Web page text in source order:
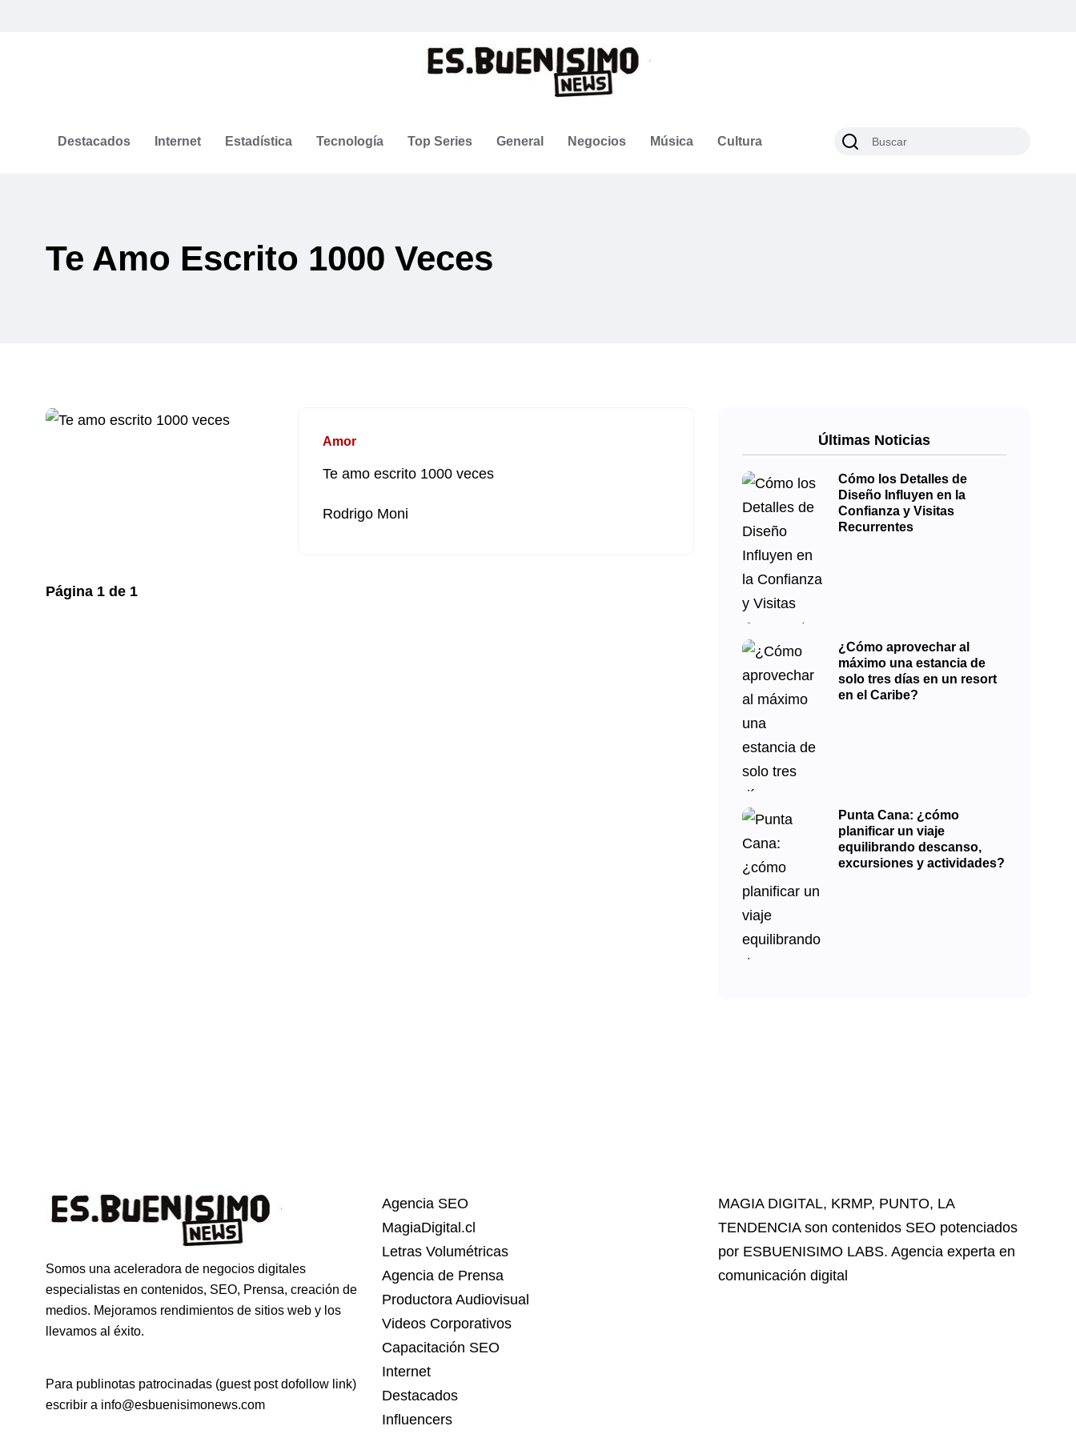
Destacados Internet Estadística Tecnología Top Series General Negocios Música Cultura
Te Amo Escrito 1000 Veces
Amor
Te amo escrito 1000 veces
Rodrigo Moni
Página 1 de 1
Últimas Noticias
Cómo los Detalles de
Diseño Influyen en la
Confianza y Visitas
Recurrentes
¿Cómo aprovechar al
máximo una estancia de
solo tres días en un resort
en el Caribe?
Punta Cana: ¿cómo
planificar un viaje
equilibrando descanso,
excursiones y actividades?
Somos una aceleradora de negocios digitales
especialistas en contenidos, SEO, Prensa, creación de
medios. Mejoramos rendimientos de sitios web y los
llevamos al éxito.
Para publinotas patrocinadas (guest post dofollow link)
escribir a info@esbuenisimonews.com
Agencia SEO
MagiaDigital.cl
Letras Volumétricas
Agencia de Prensa
Productora Audiovisual
Videos Corporativos
Capacitación SEO
Internet
Destacados
Influencers
MAGIA DIGITAL, KRMP, PUNTO, LA
TENDENCIAson contenidos SEO potenciados
por ESBUENISIMO LABS. Agencia experta en
comunicación digital